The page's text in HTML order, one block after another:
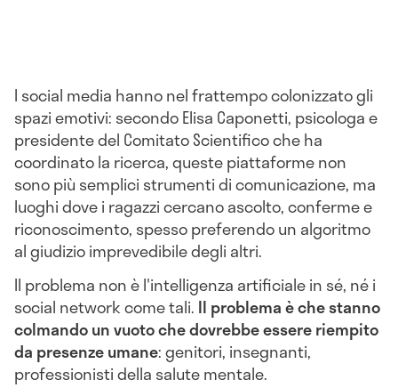
I social media hanno nel frattempo colonizzato gli
spazi emotivi: secondo Elisa Caponetti, psicologa e
presidente del Comitato Scientifico che ha
coordinato la ricerca, queste piattaforme non
sono più semplici strumenti di comunicazione, ma
luoghi dove i ragazzi cercano ascolto, conferme e
riconoscimento, spesso preferendo un algoritmo
al giudizio imprevedibile degli altri.
Il problema non è l'intelligenza artificiale in sé, né i
social network come tali. Il problema è che stanno
colmando un vuoto che dovrebbe essere riempito
da presenze umane: genitori, insegnanti,
professionisti della salute mentale.